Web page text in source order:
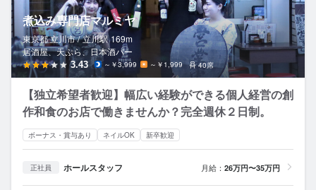
煮込み専門店マルミヤ
東京都 立川市 / 立川駅 169m
居酒屋、天ぷら、日本酒バー
3.43 ～￥3,999 ～￥1,999 40席
【独立希望者歓迎】幅広い経験ができる個人経営の創
作和食のお店で働きませんか？完全週休２日制。
ボーナス・賞与あり ネイルOK 新卒歓迎
正社員 ホールスタッフ 月給： 26万円〜35万円